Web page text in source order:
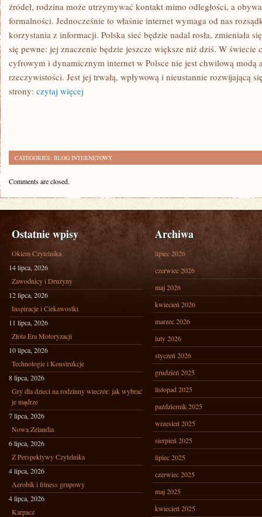
źródeł, rodzina może utrzymywać kontakt mimo odległości, a
formalności. Jednocześnie to właśnie internet wymaga od nas
korzystania z informacji. Polska sieć będzie nadal rosła, zmieniała
się pewne: jej znaczenie będzie jeszcze większe niż dziś. W świecie
cyfrowym i dynamicznym internet w Polsce nie jest chwilową modą
rzeczywistości. Jest jej trwałą, wpływową i nieustannie rozwijającą
strony: czytaj więcej
CATEGORIES: BLOG INTERNETOWY
Comments are closed.
Ostatnie wpisy
Okiem Czytelnika
14 lipca, 2026
Zawodnicy i Drużyny
12 lipca, 2026
Inspiracje i Ciekawostki
11 lipca, 2026
Złota Era Motoryzacji
10 lipca, 2026
Technologie i Konstrukcje
8 lipca, 2026
Gry dla dzieci na rodzinny wieczór: jak wybrać
je mądrze
7 lipca, 2026
Nowa Zelandia
6 lipca, 2026
Z Perspektywy Czytelnika
4 lipca, 2026
Aerobik i fitness grupowy
4 lipca, 2026
Karpacz
Archiwa
lipiec 2026
czerwiec 2026
maj 2026
kwiecień 2026
marzec 2026
luty 2026
styczeń 2026
grudzień 2025
listopad 2025
październik 2025
wrzesień 2025
sierpień 2025
lipiec 2025
czerwiec 2025
maj 2025
kwiecień 2025